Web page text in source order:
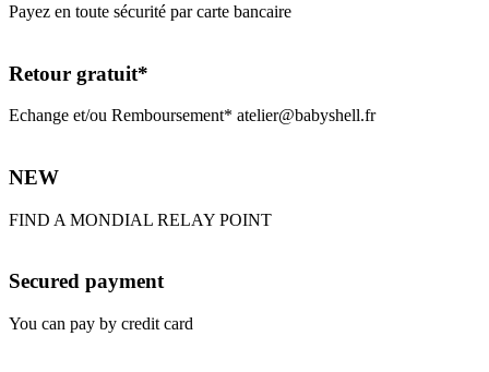
Payez en toute sécurité par carte bancaire
Retour gratuit*
Echange et/ou Remboursement* atelier@babyshell.fr
NEW
FIND A MONDIAL RELAY POINT
Secured payment
You can pay by credit card